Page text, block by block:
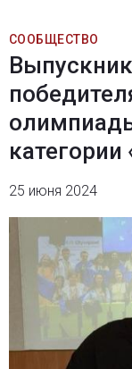
СООБЩЕСТВО
категории
25 июня 2024